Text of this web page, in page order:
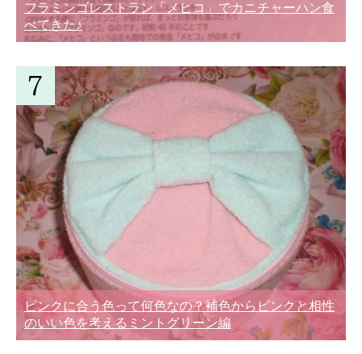
フラミンゴレストラン「メヒコ」でカニチャーハン食
べてきた♪
ピンクに合う色って何色なの？補色からピンクと相性
のいい色を考えるミントグリーン編